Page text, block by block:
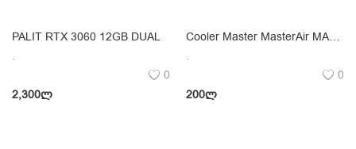
PALIT RTX 3060 12GB DUAL
.
0
2,300ლ
Cooler Master MasterAir MA610P
.
0
200ლ